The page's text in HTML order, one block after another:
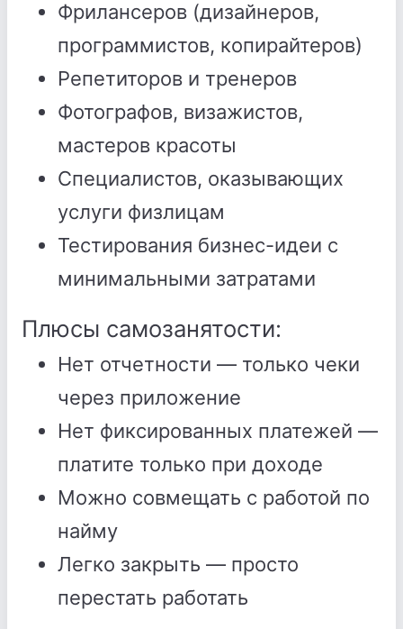
Фрилансеров (дизайнеров,
программистов, копирайтеров)
Репетиторов и тренеров
Фотографов, визажистов,
мастеров красоты
Специалистов, оказывающих
услуги физлицам
Тестирования бизнес-идеи с
минимальными затратами
Плюсы самозанятости:
Нет отчетности — только чеки
через приложение
Нет фиксированных платежей —
платите только при доходе
Можно совмещать с работой по
найму
Легко закрыть — просто
перестать работать